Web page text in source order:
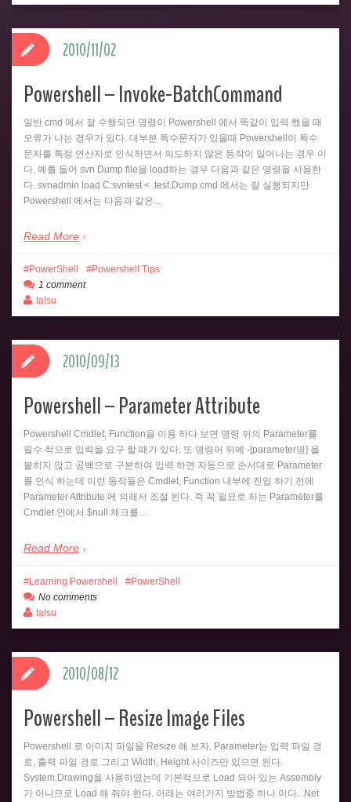
Powershell – Invoke-BatchCommand
일반 cmd 에서 잘 수행되던 명령이 Powershell 에서 똑같이 입력 했을 때
오류가 나는 경우가 있다. 대부분 특수문자가 있을때 Powershell이 특수
문자를 특정 연산자로 인식하면서 의도하지 않은 동작이 일어나는 경우 이
다. 예를 들어 svn Dump file을 load하는 경우 다음과 같은 명령을 사용한
다. svnadmin load C:svntest < .test.Dump cmd 에서는 잘 실행되지만
Powershell 에서는 다음과 같은...
Read More
2010/11/02
PowerShell
Powershell Tips
1 comment
talsu
Powershell – Parameter Attribute
Powershell Cmdlet, Function을 이용 하다 보면 명령 뒤의 Parameter를
필수 적으로 입력을 요구 할 때가 있다. 또 명령어 뒤에 -[parameter명] 을
붙히지 않고 공백으로 구분하여 입력 하면 자동으로 순서대로 Parameter
를 인식 하는데 이런 동작들은 Cmdlet, Function 내부에 진입 하기 전에
Parameter Attribute 에 의해서 조절 된다. 즉 꼭 필요로 하는 Parameter를
Cmdlet 안에서 $null 체크를…
Read More
2010/09/13
Learning Powershell
PowerShell
No comments
talsu
Powershell – Resize Image Files
Powershell 로 이미지 파일을 Resize 해 보자. Parameter는 입력 파일 경
로, 출력 파일 경로 그리고 Width, Height 사이즈만 있으면 된다.
System.Drawing을 사용하였는데 기본적으로 Load 되어 있는 Assembly
가 아니므로 Load 해 줘야 한다. 아래는 여러가지 방법중 하나 이다. .Net
2010/08/12